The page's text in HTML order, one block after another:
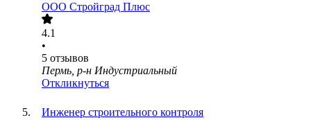
ООО Стройград Плюс
4.1
•
5 отзывов
Пермь, р-н Индустриальный
Откликнуться
Инженер строительного контроля